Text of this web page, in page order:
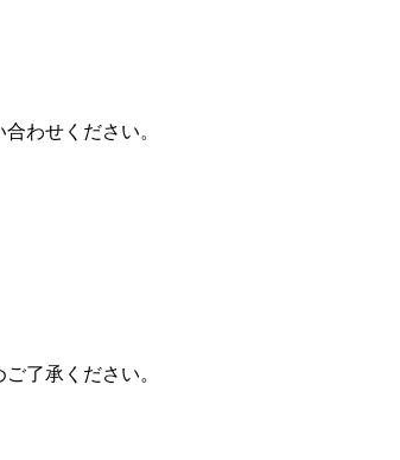
わせください。
了承ください。